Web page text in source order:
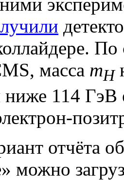
масса mH
ниже 114
отчёта
можно